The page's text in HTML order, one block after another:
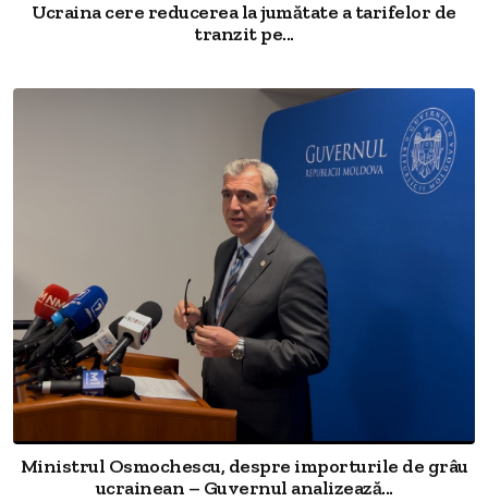
Ucraina cere reducerea la jumătate a tarifelor de
tranzit pe...
Ministrul Osmochescu, despre importurile de grâu
ucrainean – Guvernul analizează...